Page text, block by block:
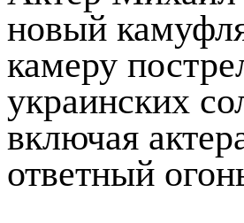
новый
камеру
украинских
включая
ответный